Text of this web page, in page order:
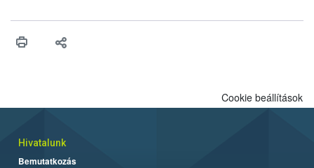
érésű szőlőkben is legyen lehetőség a károsító elleni további
felhasználók számára is elérhető és ökológiai termesztésben is
Cookie beállítások
Hivatalunk
Bemutatkozás